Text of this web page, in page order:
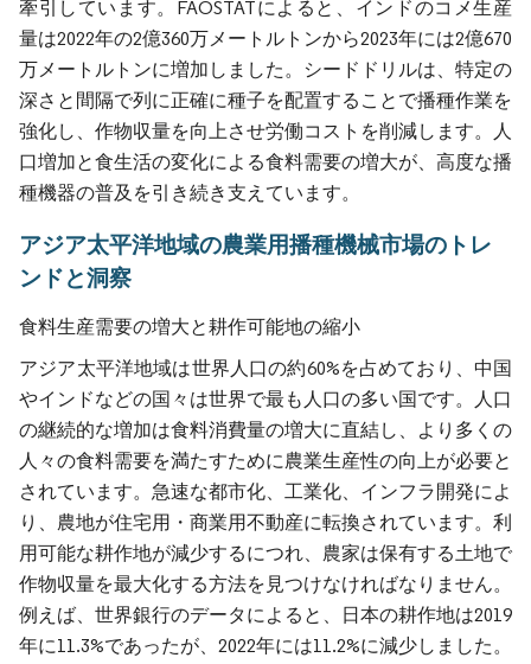
牽引しています。FAOSTATによると、インドのコメ生産
量は2022年の2億360万メートルトンから2023年には2億670
万メートルトンに増加しました。シードドリルは、特定の
深さと間隔で列に正確に種子を配置することで播種作業を
強化し、作物収量を向上させ労働コストを削減します。人
口増加と食生活の変化による食料需要の増大が、高度な播
種機器の普及を引き続き支えています。
アジア太平洋地域の農業用播種機械市場のトレ
ンドと洞察
食料生産需要の増大と耕作可能地の縮小
アジア太平洋地域は世界人口の約60%を占めており、中国
やインドなどの国々は世界で最も人口の多い国です。人口
の継続的な増加は食料消費量の増大に直結し、より多くの
人々の食料需要を満たすために農業生産性の向上が必要と
されています。急速な都市化、工業化、インフラ開発によ
り、農地が住宅用・商業用不動産に転換されています。利
用可能な耕作地が減少するにつれ、農家は保有する土地で
作物収量を最大化する方法を見つけなければなりません。
例えば、世界銀行のデータによると、日本の耕作地は2019
年に11.3%であったが、2022年には11.2%に減少しました。